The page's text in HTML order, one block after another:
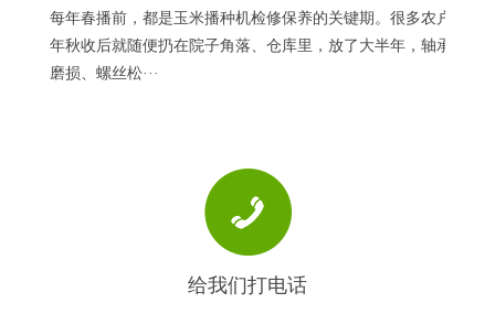
每年春播前，都是玉米播种机检修保养的关键期。很多农户的播
年秋收后就随便扔在院子角落、仓库里，放了大半年，轴承生锈
磨损、螺丝松···
破解山地玉米种植难题，玉米播种机厂家推出丘陵专用
在西南、西北、华北的山区丘陵地带，玉米是主要的粮食作物，
米种植，长期以来都面临着一个核心难题：地块小、坡度大、田
给我们打电话